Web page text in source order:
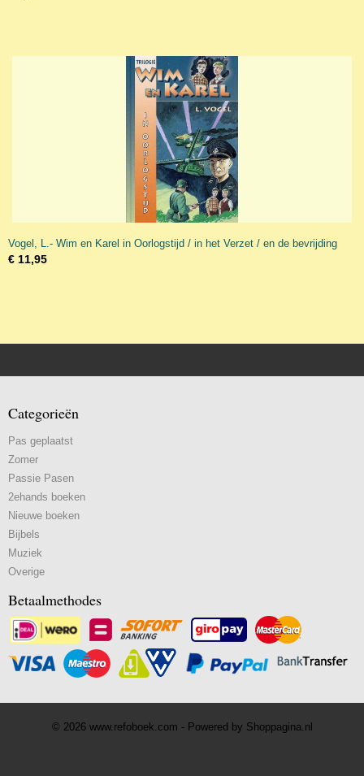
Vogel, L.- Wim en Karel in Oorlogstijd / in het Verzet / en de bevrijding
€ 11,95
Categorieën
Pas geplaatst
Zomer
Passie Pasen
2ehands boeken
Nieuwe boeken
Bijbels
Muziek
Overige
Betaalmethodes
© 2026 www.refoboek.com - Powered by Shoppagina.nl